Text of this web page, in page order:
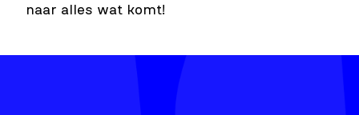
naar alles wat komt!